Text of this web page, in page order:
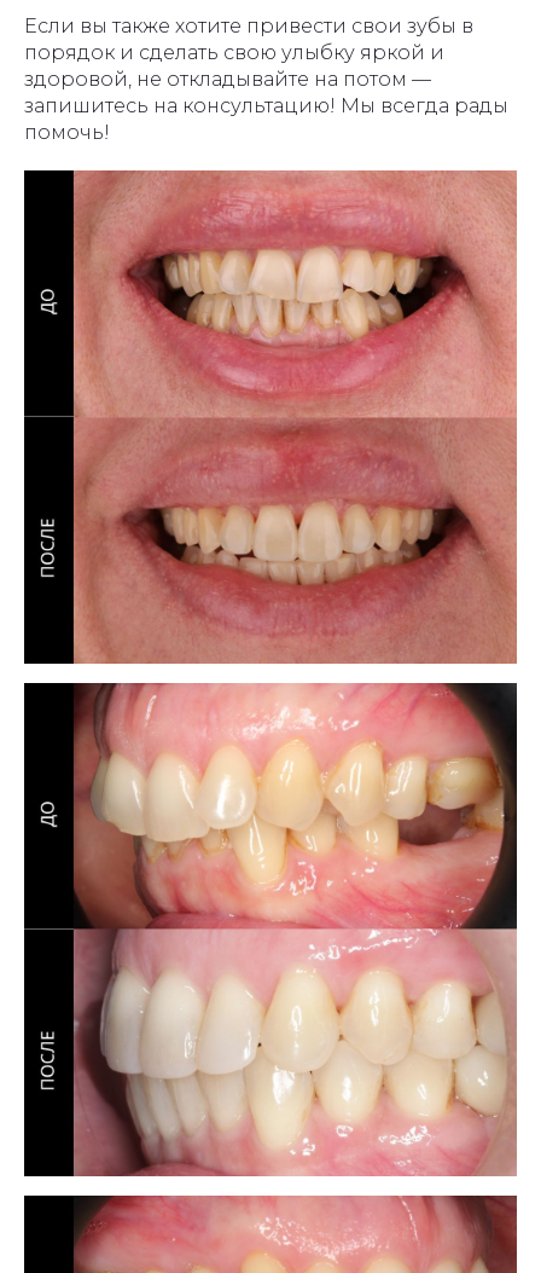
Если вы также хотите привести свои зубы в
порядок и сделать свою улыбку яркой и
здоровой, не откладывайте на потом —
запишитесь на консультацию! Мы всегда рады
помочь!